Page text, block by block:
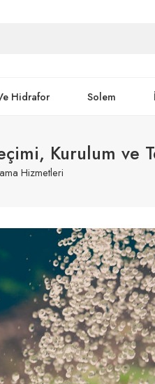
Hidrafor Solem
Kurulum ve
Hizmetleri